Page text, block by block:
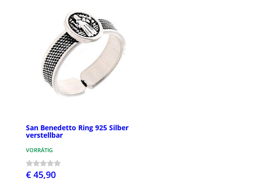
San Benedetto Ring 925 Silber
verstellbar
VORRÄTIG
€ 45,90